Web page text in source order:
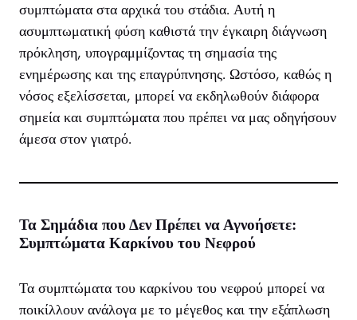
συμπτώματα στα αρχικά του στάδια. Αυτή η
ασυμπτωματική φύση καθιστά την έγκαιρη διάγνωση
πρόκληση, υπογραμμίζοντας τη σημασία της
ενημέρωσης και της επαγρύπνησης. Ωστόσο, καθώς η
νόσος εξελίσσεται, μπορεί να εκδηλωθούν διάφορα
σημεία και συμπτώματα που πρέπει να μας οδηγήσουν
άμεσα στον γιατρό.
Τα Σημάδια που Δεν Πρέπει να Αγνοήσετε:
Συμπτώματα Καρκίνου του Νεφρού
Τα συμπτώματα του καρκίνου του νεφρού μπορεί να
ποικίλλουν ανάλογα με το μέγεθος και την εξάπλωση